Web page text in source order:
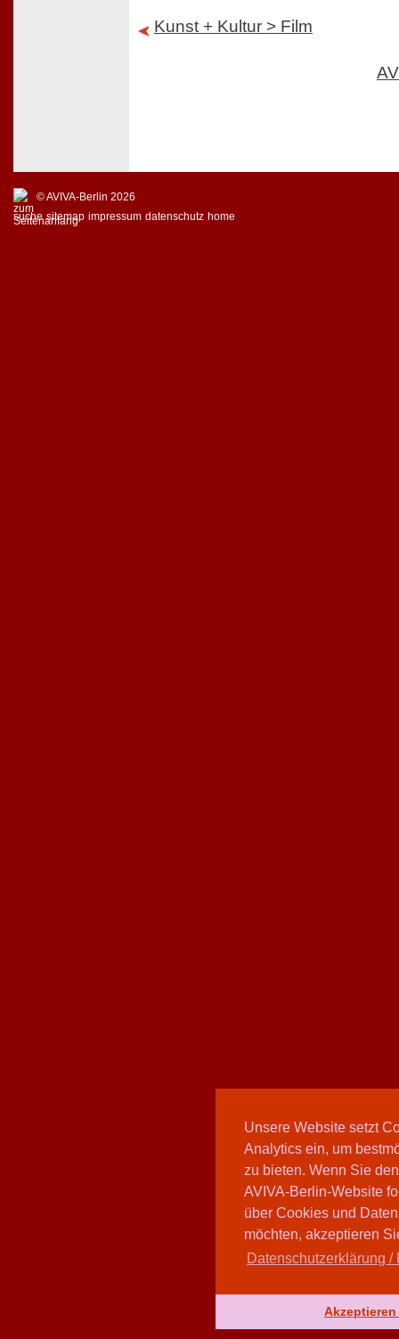
Unsere Website setzt
Analytics ein, um
zu bieten. Wenn Sie
AVIVA-Berlin-Website
über Cookies und
möchten, akzeptieren
Datenschutzerklärung /
Kunst + Kultur > Film
© AVIVA-Berlin 2026
suche sitemap impressum datenschutz home